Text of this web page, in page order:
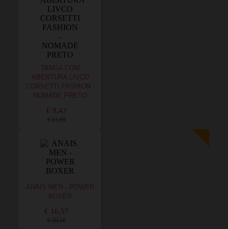
TANGA COM
ABERTURA LIVCO
CORSETTI FASHION -
NOMADE PRETO
€ 9,43
€ 11,00
ANAIS MEN - POWER
BOXER
€ 16,57
€ 20,16